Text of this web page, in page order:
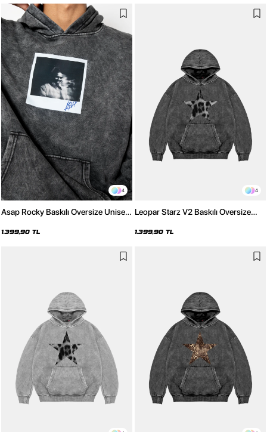
4
Asap Rocky Baskılı Oversize Unisex
1.399,90 TL
4
Leopar Starz V2 Baskılı Oversize
Hoodie
1.399,90 TL